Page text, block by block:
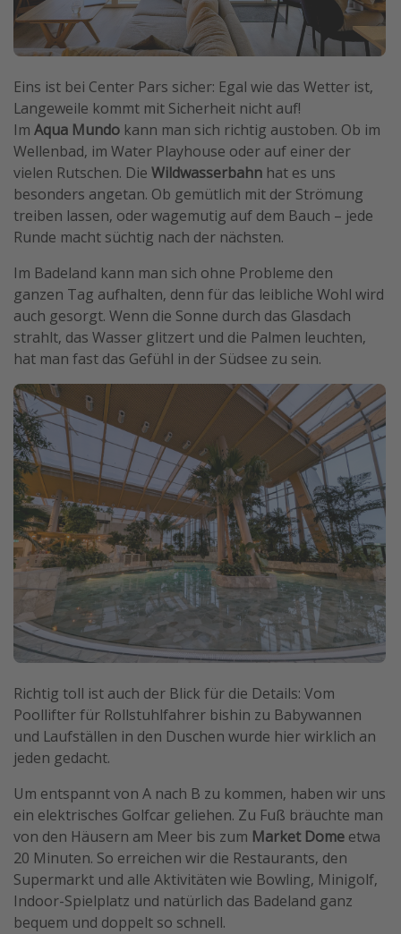
Eins ist bei Center Pars sicher: Egal wie das Wetter ist,
Langeweile kommt mit Sicherheit nicht auf!
Im Aqua Mundo kann man sich richtig austoben. Ob im
Wellenbad, im Water Playhouse oder auf einer der
vielen Rutschen. Die Wildwasserbahn hat es uns
besonders angetan. Ob gemütlich mit der Strömung
treiben lassen, oder wagemutig auf dem Bauch – jede
Runde macht süchtig nach der nächsten.
Im Badeland kann man sich ohne Probleme den
ganzen Tag aufhalten, denn für das leibliche Wohl wird
auch gesorgt. Wenn die Sonne durch das Glasdach
strahlt, das Wasser glitzert und die Palmen leuchten,
hat man fast das Gefühl in der Südsee zu sein.
Richtig toll ist auch der Blick für die Details: Vom
Poollifter für Rollstuhlfahrer bishin zu Babywannen
und Laufställen in den Duschen wurde hier wirklich an
jeden gedacht.
Um entspannt von A nach B zu kommen, haben wir uns
ein elektrisches Golfcar geliehen. Zu Fuß bräuchte man
von den Häusern am Meer bis zum Market Dome etwa
20 Minuten. So erreichen wir die Restaurants, den
Supermarkt und alle Aktivitäten wie Bowling, Minigolf,
Indoor-Spielplatz und natürlich das Badeland ganz
bequem und doppelt so schnell.